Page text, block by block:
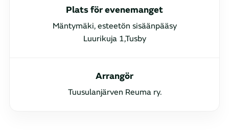
Plats för evenemanget
Mäntymäki, esteetön sisäänpääsy
Luurikuja 1,Tusby
Arrangör
Tuusulanjärven Reuma ry.